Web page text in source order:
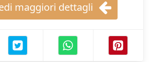
maggiori dettagli